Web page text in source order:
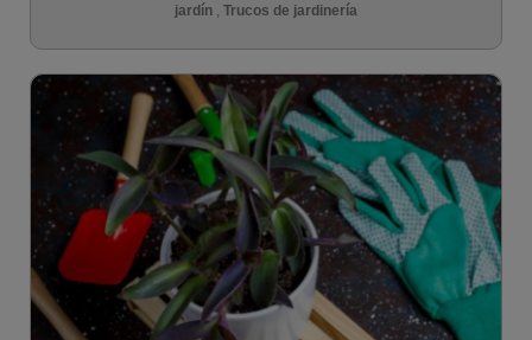
jardín
Trucos de jardinería